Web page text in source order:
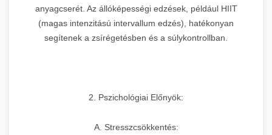
anyagcserét. Az állóképességi edzések, például HIIT
(magas intenzitású intervallum edzés), hatékonyan
segítenek a zsírégetésben és a súlykontrollban.
2. Pszichológiai Előnyök:
A. Stresszcsökkentés: